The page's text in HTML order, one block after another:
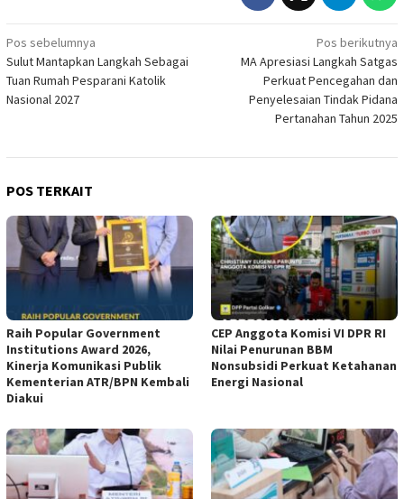
Navigasi
pos
Pos sebelumnya
Sulut Mantapkan Langkah Sebagai
Tuan Rumah Pesparani Katolik
Nasional 2027
Pos berikutnya
MA Apresiasi Langkah Satgas
Perkuat Pencegahan dan
Penyelesaian Tindak Pidana
Pertanahan Tahun 2025
POS TERKAIT
Raih Popular Government
Institutions Award 2026,
Kinerja Komunikasi Publik
Kementerian ATR/BPN Kembali
Diakui
CEP Anggota Komisi VI DPR RI
Nilai Penurunan BBM
Nonsubsidi Perkuat Ketahanan
Energi Nasional